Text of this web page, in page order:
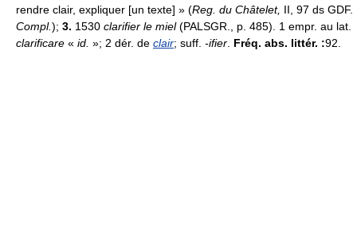
rendre clair, expliquer [un texte] » (Reg. du Châtelet, II, 97 ds GDF.
Compl.); 3. 1530 clarifier le miel(PALSGR., p. 485). 1 empr. au lat.
clarificare « id. »; 2 dér. de clair; suff. -ifier Fréq. abs. littér. :92.